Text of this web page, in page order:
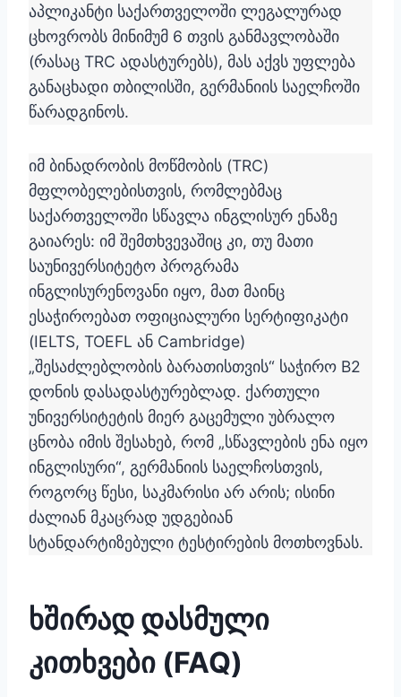
აპლიკანტი საქართველოში ლეგალურად
ცხოვრობს მინიმუმ 6 თვის განმავლობაში
(რასაც TRC ადასტურებს), მას აქვს უფლება
განაცხადი თბილისში, გერმანიის საელჩოში
წარადგინოს.
იმ ბინადრობის მოწმობის (TRC)
მფლობელებისთვის, რომლებმაც
საქართველოში სწავლა ინგლისურ ენაზე
გაიარეს: იმ შემთხვევაშიც კი, თუ მათი
საუნივერსიტეტო პროგრამა
ინგლისურენოვანი იყო, მათ მაინც
ესაჭიროებათ ოფიციალური სერტიფიკატი
(IELTS, TOEFL ან Cambridge)
„შესაძლებლობის ბარათისთვის“ საჭირო B2
დონის დასადასტურებლად. ქართული
უნივერსიტეტის მიერ გაცემული უბრალო
ცნობა იმის შესახებ, რომ „სწავლების ენა იყო
ინგლისური“, გერმანიის საელჩოსთვის,
როგორც წესი, საკმარისი არ არის; ისინი
ძალიან მკაცრად უდგებიან
სტანდარტიზებული ტესტირების მოთხოვნას.
ხშირად დასმული
კითხვები (FAQ)